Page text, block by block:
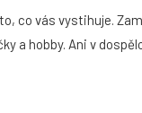
co vás vystihuje.
a hobby. Ani v